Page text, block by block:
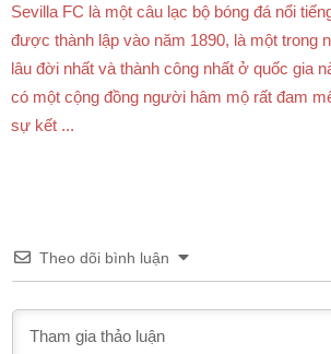
Sevilla FC là một câu lạc bộ bóng đá nổi
được thành lập vào năm 1890, là một trong
lâu đời nhất và thành công nhất ở quốc gia
có một cộng đồng người hâm mộ rất đam
sự kết ...
Theo dõi bình luận